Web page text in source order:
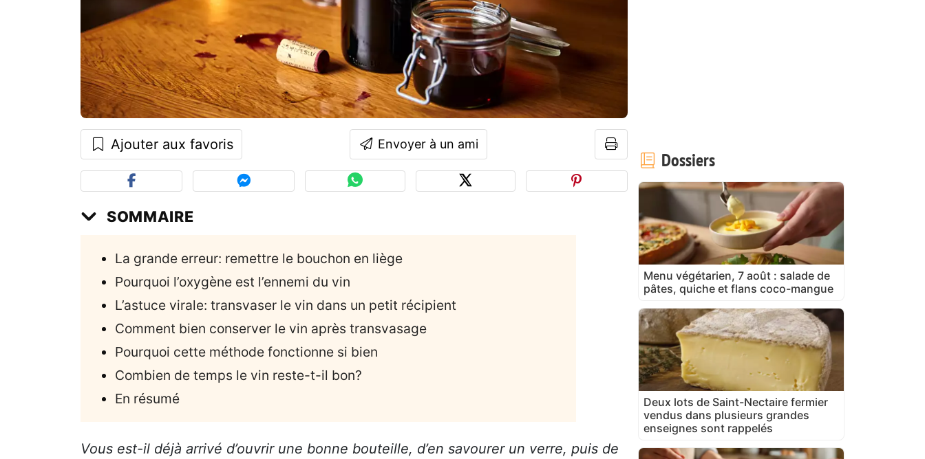
Ajouter aux favoris Envoyer à un ami
SOMMAIRE
La grande erreur: remettre le bouchon en liège
Pourquoi l’oxygène est l’ennemi du vin
L’astuce virale: transvaser le vin dans un petit récipient
Comment bien conserver le vin après transvasage
Pourquoi cette méthode fonctionne si bien
Combien de temps le vin reste-t-il bon?
En résumé
Vous est-il déjà arrivé d’ouvrir une bonne bouteille, d’en savourer un verre, puis de
Dossiers
Menu végétarien, 7 août : salade de
pâtes, quiche et flans coco-mangue
Deux lots de Saint-Nectaire fermier
vendus dans plusieurs grandes
enseignes sont rappelés